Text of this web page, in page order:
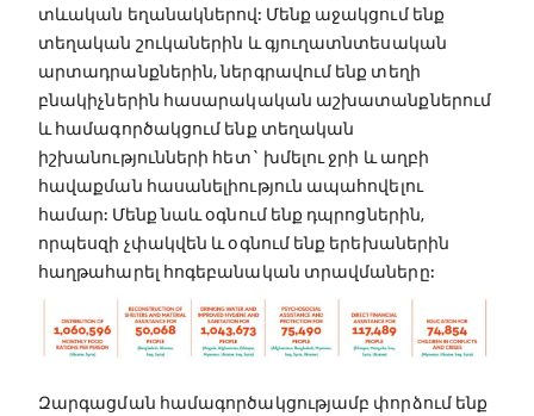
տևական եղանակներով: Մենք աջակցում ենք
տեղական շուկաներին և գյուղատնտեսական
արտադրանքներին, ներգրավում ենք տեղի
բնակիչներին հասարակական աշխատանքներում
և համագործակցում ենք տեղական
իշխանությունների հետ` խմելու ջրի և աղբի
հավաքման հասանելիություն ապահովելու
համար: Մենք նաև օգնում ենք դպրոցներին,
որպեսզի չփակվեն և օգնում ենք երեխաներին
հաղթահարել հոգեբանական տրավմաները:
Զարգացման համագործակցությամբ փորձում ենք